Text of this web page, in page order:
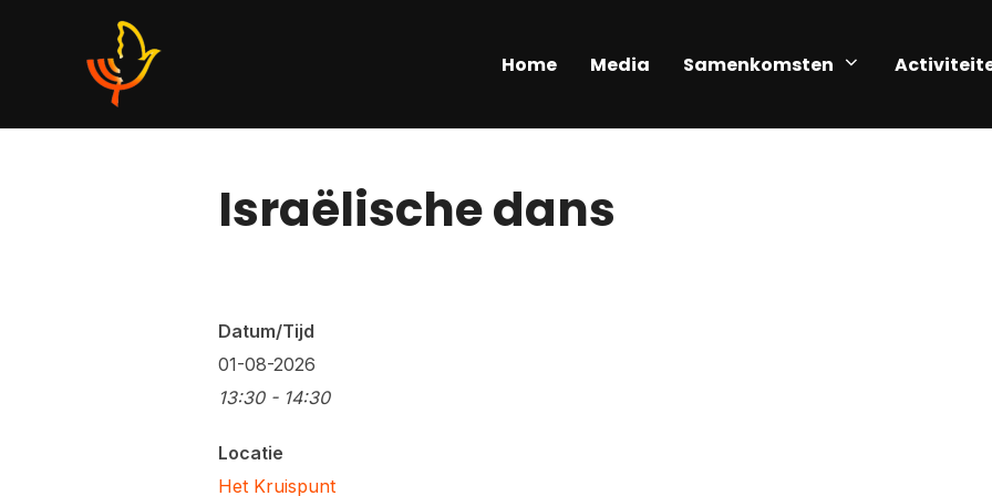
Home Media Samenkomsten
Israëlische dans
Datum/Tijd
01-08-2026
13:30 - 14:30
Locatie
Het Kruispunt